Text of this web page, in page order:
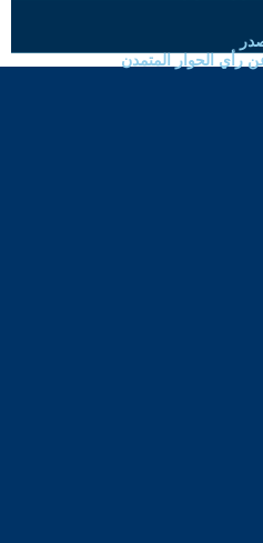
رأي الحوار المتمدن